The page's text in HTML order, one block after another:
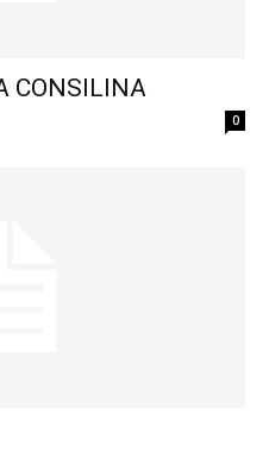
CONSILINA
0